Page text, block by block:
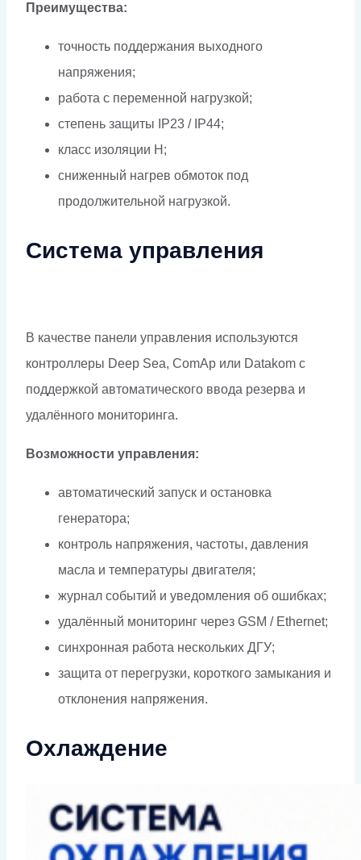
Преимущества:
точность поддержания выходного
напряжения;
работа с переменной нагрузкой;
степень защиты IP23 / IP44;
класс изоляции H;
сниженный нагрев обмоток под
продолжительной нагрузкой.
Система управления
В качестве панели управления используются
контроллеры Deep Sea, ComAp или Datakom с
поддержкой автоматического ввода резерва и
удалённого мониторинга.
Возможности управления:
автоматический запуск и остановка
генератора;
контроль напряжения, частоты, давления
масла и температуры двигателя;
журнал событий и уведомления об ошибках;
удалённый мониторинг через GSM / Ethernet;
синхронная работа нескольких ДГУ;
защита от перегрузки, короткого замыкания и
отклонения напряжения.
Охлаждение